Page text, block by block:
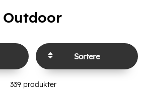
Outdoor
Sortere
339 produkter